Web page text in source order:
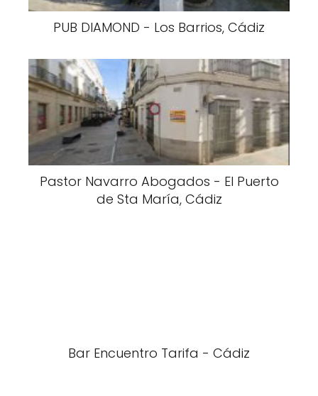
PUB DIAMOND - Los Barrios, Cádiz
Pastor Navarro Abogados - El Puerto
de Sta María, Cádiz
Bar Encuentro Tarifa - Cádiz